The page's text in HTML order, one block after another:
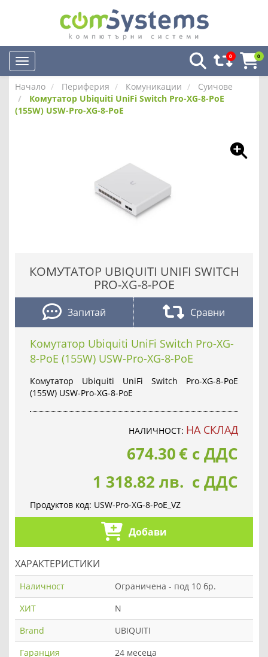
0 0
Начало Периферия Комуникации
Суичове
Комутатор Ubiquiti UniFi Switch Pro-XG-8-PoE
(155W) USW-Pro-XG-8-PoE
КОМУТАТОР UBIQUITI UNIFI SWITCH
PRO-XG-8-POE
Запитай Сравни
Комутатор Ubiquiti UniFi Switch Pro-XG-
8-PoE (155W) USW-Pro-XG-8-PoE
Комутатор Ubiquiti UniFi Switch Pro-XG-8-PoE
(155W) USW-Pro-XG-8-PoE
НАЛИЧНОСТ: НА СКЛАД
674.30€ с ДДС
1 318.82 лв. с ДДС
Продуктов код: USW-Pro-XG-8-PoE_VZ
Добави
ХАРАКТЕРИСТИКИ
Наличност
Ограничена - под 10 бр.
ХИТ
N
Brand
UBIQUITI
Гаранция
24 месеца